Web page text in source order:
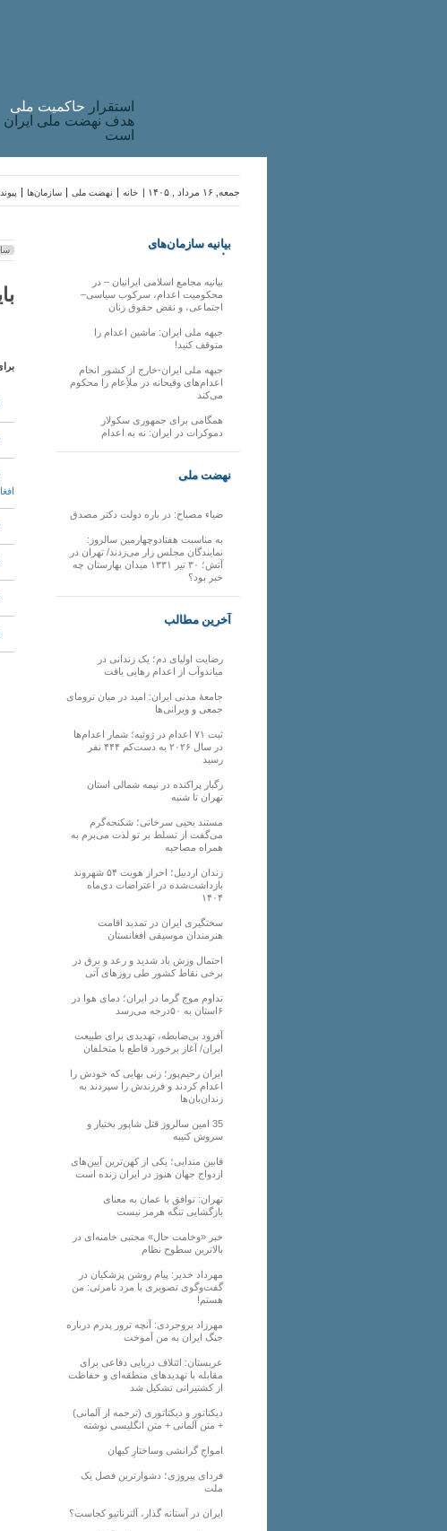
استقرار حاکميت ملی
هدف نهضت ملی ایران
است
سازمان‌ها نهضت ملی خانه جمعه, ۱۶ مرداد , ۱۴۰۵ |
بیانیه سازمان‌های
ملی
بیانیه مجامع اسلامی ایرانیان – در
محکومیت اعدام، سرکوب سیاسی–
اجتماعی، و نقض حقوق زنان
جبهه ملی ایران: ماشین اعدام را
متوقف کنید!
جبهه ملی ایران-خارج از کشور انجام
اعدام‌های وقیحانه در ملأِعام را محکوم
می‌کند
همگامی برای جمهوری سکولار
دموکرات در ایران: نه به اعدام
نهضت ملی
ضیاء مصباح: در باره دولت دکتر مصدق
به مناسبت هفتادوچهارمین سالروز:
نمایندگان مجلس زار می‌زدند/ تهران در
آتش؛ ۳۰ تیر ۱۳۳۱ میدان بهارستان چه
خبر بود؟
آخرین مطالب
رضایت اولیای دم؛ یک زندانی در
میاندوآب از اعدام رهایی یافت
جامعهٔ مدنی ایران: امید در میان ترومای
جمعی و ویرانی‌ها
ثبت ۷۱ اعدام در ژوئیه؛ شمار اعدام‌ها
در سال ۲۰۲۶ به دست‌کم ۴۴۴ نفر
رسید
رگبار پراکنده در نیمه شمالی استان
تهران تا شنبه
مستند یحیی سرخانی؛ شکنجه‌گرم
می‌گفت از تسلط بر تو لذت می‌برم به
همراه مصاحبه
زندان اردبیل؛ احراز هویت ۵۴ شهروند
بازداشت‌شده در اعتراضات دی‌ماه
۱۴۰۴
سختگیری ایران در تمدید اقامت
هنرمندان موسیقی افغانستان
احتمال وزش باد شدید و رعد و برق در
برخی نقاط کشور طی روزهای آتی
تداوم موج گرما در ایران؛ دمای هوا در
۶استان به ۵۰درجه می‌رسد
آفرود بی‌ضابطه، تهدیدی برای طبیعت
ایران/ آغاز برخورد قاطع با متخلفان
ایران رحیم‌پور؛ زنی بهایی که خودش را
اعدام کردند و فرزندش را سپردند به
زندان‌بان‌ها
35 امین سالروز قتل شاپور بختیار و
سروش کتیبه
قابین مندایی؛ یکی از کهن‌ترین آیین‌های
ازدواج جهان هنوز در ایران زنده است
تهران: توافق با عمان به معنای
بازگشایی تنگه هرمز نیست
خبر «وخامت حال» مجتبی خامنه‌ای در
بالاترین سطوح نظام
مهرداد خدیر: پیام روشن پزشکیان در
گفت‌و‌گوی تصویری با مرد نامرئی: من
هستم!
مهرزاد بروجردی: آنچه ترور پدرم درباره
جنگ ایران به من آموخت
عربستان: ائتلاف دریایی دفاعی برای
مقابله با تهدیدهای منطقه‌ای و حفاظت
از کشتیرانی تشکیل شد
دیکتاتور و دیکتاتوری (ترجمه از آلمانی)
+ متن آلمانی + متن انگلیسی نوشته
‌امواجِ گرانشی وساختارِ کیهان
فردای پیروزی؛ دشوارترین فصل یک
ملت
ایران در آستانه گذار، آلترناتیو کجاست؟